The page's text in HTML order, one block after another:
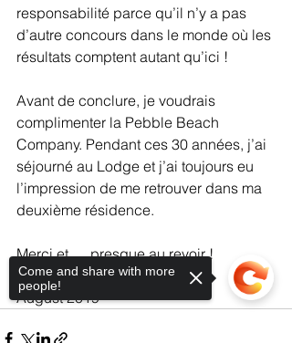
responsabilité parce qu’il n’y a pas
d’autre concours dans le monde où les
résultats comptent autant qu’ici !
Avant de conclure, je voudrais
complimenter la Pebble Beach
Company. Pendant ces 30 années, j’ai
séjourné au Lodge et j’ai toujours eu
l’impression de me retrouver dans ma
deuxième résidence.
Merci et…. presque au revoir !
August 2019
Come and share with more
people!